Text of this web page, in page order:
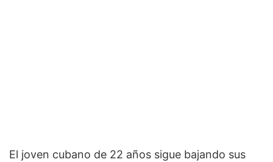
El joven cubano de 22 años sigue bajando sus